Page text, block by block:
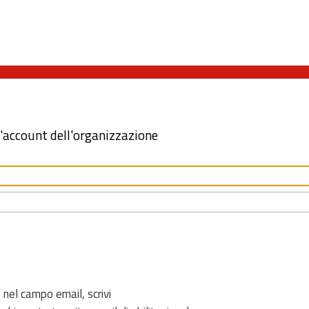
dell'organizzazione
campo email, scrivi